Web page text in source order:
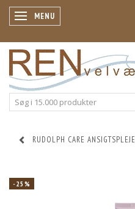
SKIFTE NAVIGATION
MENU
RUDOLPH CARE ANSIGTSPLEJE
-25%